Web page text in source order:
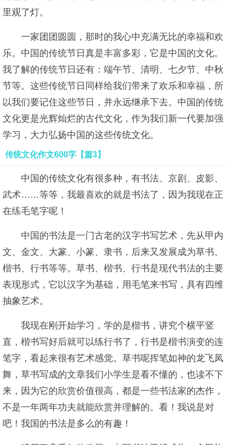
里观了灯。
一家团团圆圆，那时的我心中充满无比的幸福和欢
乐。中国的传统节日真是丰富多彩，它是中国的文化。
我了解的传统节日还有：端午节、清明、七夕节、中秋
节等。这些传统节日同样给我们带来了欢乐和幸福，所
以我们要记住这些节日，并永远继承下去。中国的传统
文化更是光辉灿烂的古代文化，作为我们新一代要加强
学习，大力弘扬中国的这些传统文化。
传统文化作文600字【篇3】
中国的传统文化有很多种，有书法、京剧、皮影、
武术……等等，我最喜欢的就是书法了，因为我现在正
在练毛笔字呢！
中国的书法是一门古老的汉字书写艺术，先从甲内
文、金文、大篆、小篆、隶书，后来又发展成为草书、
楷书、行书等等。草书、楷书、行书是现代书法的主要
表现形式，它以汉字为基础，用毛笔来书写，具有四维
抽象艺术。
我现在刚开始学习，学的是楷书，讲究个横平竖
直，楷书写好后就可以练行书了，行书是楷书演变的连
笔字，看起来很有艺术感觉。草书呢挥笔如神的龙飞凤
舞，草书写成的文章我们小学生是看不懂的，也读不下
来，因为它的欣赏价值很高，都是一些书法家的杰作，
不是一年两年功夫就能欣赏并理解的。看！我说是对
吧！我国的书法是多么的有趣！